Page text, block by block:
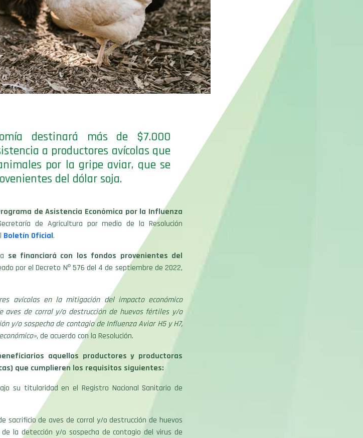
destinará más de $7.000
a productores avícolas que
por la gripe aviar, que se
del dólar soja.
de Asistencia Económica por la Influenza
de Agricultura por medio de la Resolución
Boletín Oficial.
se financiará con los fondos provenientes del
por el Decreto Nº 576 del 4 de septiembre de 2022,
avícolas en la mitigación del impacto económico
aves de corral y/o destrucción de huevos fértiles y/o
y/o sospecha de contagio de Influenza Aviar H5 y H7,
, de acuerdo con la Resolución.
aquellos productores y productoras
que cumplieren los requisitos siguientes:
su titularidad en el Registro Nacional Sanitario de
sacrificio de aves de corral y/o destrucción de huevos
la detección y/o sospecha de contagio del virus de